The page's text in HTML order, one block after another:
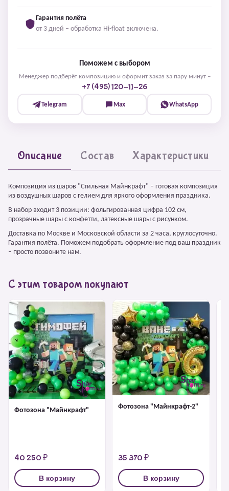
Гарантия полёта
от 3 дней – обработка Hi-float включена.
Поможем с выбором
Менеджер подберёт композицию и оформит заказ за пару минут –
+7 (495) 120-11-26
Telegram Max WhatsApp
Описание Состав Характеристики
Композиция из шаров "Стильная Майнкрафт" – готовая композиция
из воздушных шаров с гелием для яркого оформления праздника.
В набор входит 3 позиции: фольгированная цифра 102 см,
прозрачные шары с конфетти, латексные шары с рисунком.
Доставка по Москве и Московской области за 2 часа, круглосуточно.
Гарантия полёта. Поможем подобрать оформление под ваш праздник
– просто позвоните нам.
С этим товаром покупают
Фотозона "Майнкрафт"
40 250 ₽
В корзину
Фотозона "Майнкрафт-2"
35 370 ₽
В корзину